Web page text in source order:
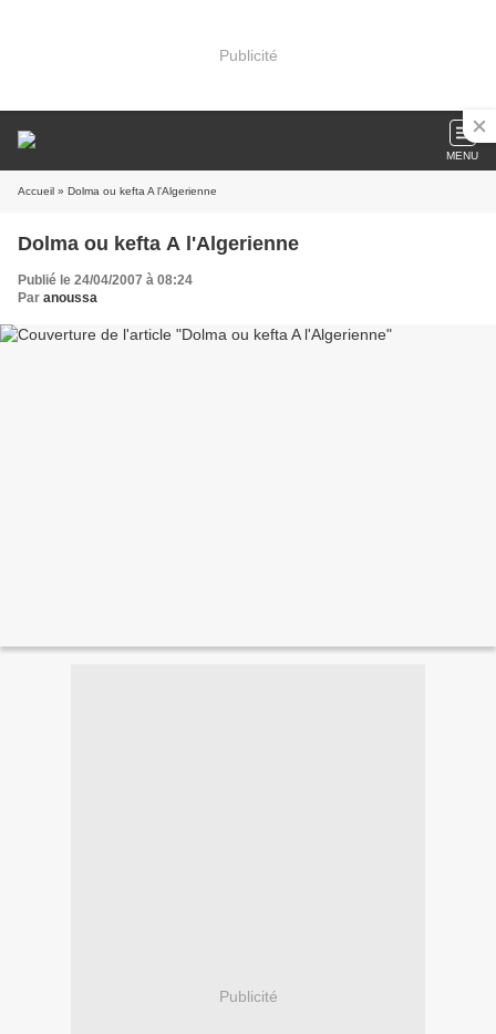
Publicité
MENU
Accueil » Dolma ou kefta A l'Algerienne
Dolma ou kefta A l'Algerienne
Publié le 24/04/2007 à 08:24
Par anoussa
Publicité